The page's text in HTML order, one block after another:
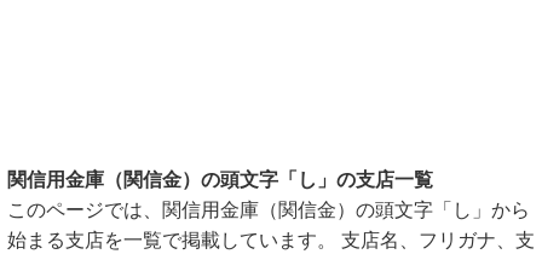
関信用金庫（関信金）の頭文字「し」の支店一覧
このページでは、関信用金庫（関信金）の頭文字「し」から
始まる支店を一覧で掲載しています。 支店名、フリガナ、支